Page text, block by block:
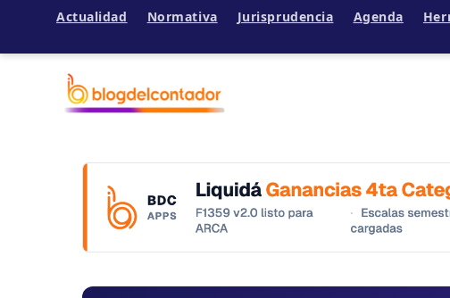
Actualidad Normativa Jurisprudencia Agenda